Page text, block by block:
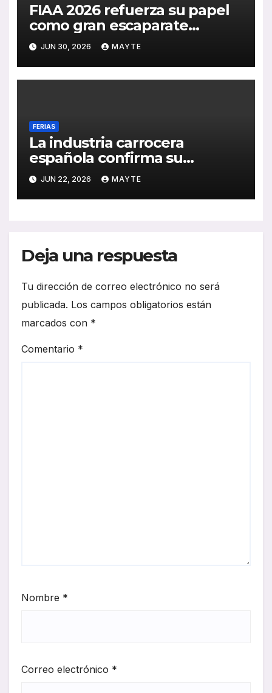
FIAA 2026 refuerza su papel
como gran escaparate
internacional del autobús y el
autocar
JUN 30, 2026 MAYTE
FERIAS
La industria carrocera
española confirma su
presencia en FIAA 2026 a
través de ASCABUS
JUN 22, 2026 MAYTE
Deja una respuesta
Tu dirección de correo electrónico no será
publicada. Los campos obligatorios están
marcados con *
Comentario *
Nombre *
Correo electrónico *